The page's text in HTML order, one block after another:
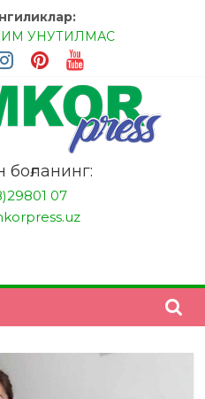
УНУТИЛМАС
ЭНДИ ИККАЛАНГ ҲАМ
БЕРИНГЛАР!
ШИФО
ОСОНМИ?
ЎЗ ҚЎЛИМИЗДА
07